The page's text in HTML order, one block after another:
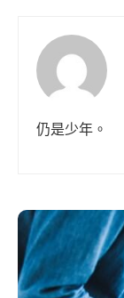
仍是少年。